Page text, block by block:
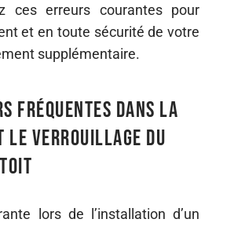
ces erreurs courantes pour
et en toute sécurité de votre
supplémentaire.
fréquentes dans la
le verrouillage du
lors de l’installation d’un